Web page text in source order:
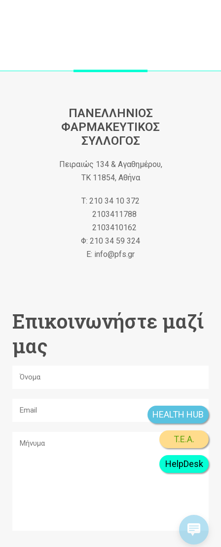
ΠΑΝΕΛΛΗΝΙΟΣ
ΦΑΡΜΑΚΕΥΤΙΚΟΣ
ΣΥΛΛΟΓΟΣ
Πειραιώς 134 & Αγαθημέρου,
ΤΚ 11854, Αθήνα
Τ: 210 34 10 372
2103411788
2103410162
Φ: 210 34 59 324
Ε: info@pfs.gr
Επικοινωνήστε μαζί
μας
HelpDesk
T.E.A.
HEALTH HUB